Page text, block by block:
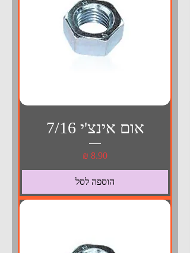
אום אינצ'י 7/16
מחיר
הוספה לסל